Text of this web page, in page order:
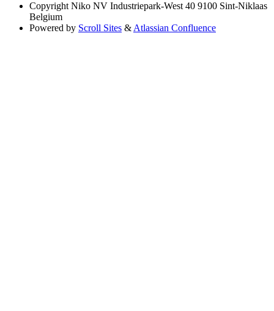
Copyright Niko NV Industriepark-West 40 9100 Sint-Niklaas
Belgium
Powered by Scroll Sites & Atlassian Confluence